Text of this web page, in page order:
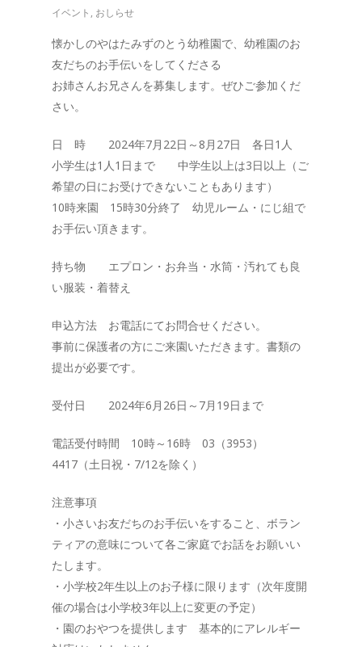
イベント , おしらせ
懐かしのやはたみずのとう幼稚園で、幼稚園のお
友だちのお手伝いをしてくださる
お姉さんお兄さんを募集します。ぜひご参加くだ
さい。
日 時 2024年7月22日～8月27日 各日1人
小学生は1人1日まで 中学生以上は3日以上（ご
希望の日にお受けできないこともあります）
10時来園 15時30分終了 幼児ルーム・にじ組で
お手伝い頂きます。
持ち物 エプロン・お弁当・水筒・汚れても良
い服装・着替え
申込方法 お電話にてお問合せください。
事前に保護者の方にご来園いただきます。書類の
提出が必要です。
受付日 2024年6月26日～7月19日まで
電話受付時間 10時～16時 03（3953）
4417（土日祝・7/12を除く）
注意事項
・小さいお友だちのお手伝いをすること、ボラン
ティアの意味について各ご家庭でお話をお願いい
たします。
・小学校2年生以上のお子様に限ります（次年度開
催の場合は小学校3年以上に変更の予定）
・園のおやつを提供します 基本的にアレルギー